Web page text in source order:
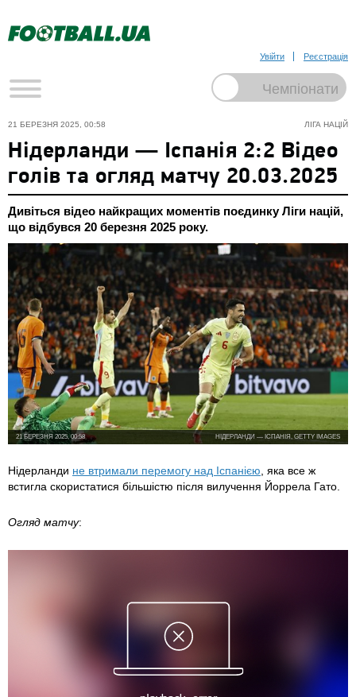
Увійти Реєстрація
ЛІГА НАЦІЙ
21 БЕРЕЗНЯ 2025, 00:58
Нідерланди — Іспанія 2:2 Відео
голів та огляд матчу 20.03.2025
Дивіться відео найкращих моментів поєдинку Ліги націй,
що відбувся 20 березня 2025 року.
НІДЕРЛАНДИ — ІСПАНІЯ, GETTY IMAGES
21 БЕРЕЗНЯ 2025, 00:58
Нідерланди не втримали перемогу над Іспанією, яка все ж
встигла скористатися більшістю після вилучення Йоррела Гато.
Огляд матчу: